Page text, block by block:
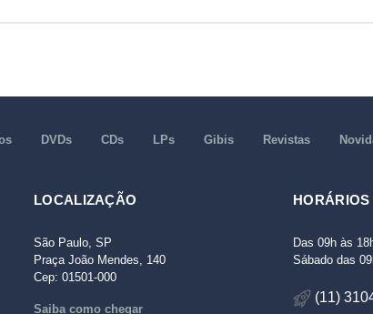
DVDs CDs LPs Gibis Revistas
LOCALIZAÇÃO
São Paulo, SP
Praça João Mendes, 140
Cep: 01501-000
Saiba como chegar
HORÁRIOS
Das 09h às
Sábado das
(11)